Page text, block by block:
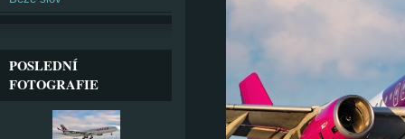
POSLEDNÍ
FOTOGRAFIE